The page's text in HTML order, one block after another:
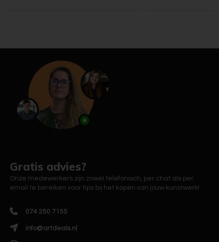
Gratis advies?
Onze medewerkers zijn zowel telefonisch, per chat als per
email te bereiken voor tips bij het kopen van jouw kunstwerk!
074 250 7155
info@artdeals.nl